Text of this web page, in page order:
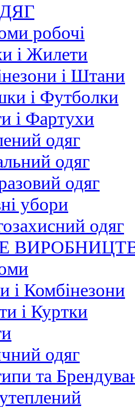
робочі
і Жилети
і Штани
і Футболки
і Фартухи
одяг
одяг
одяг
убори
одяг
і Комбінезони
і Куртки
одяг
та